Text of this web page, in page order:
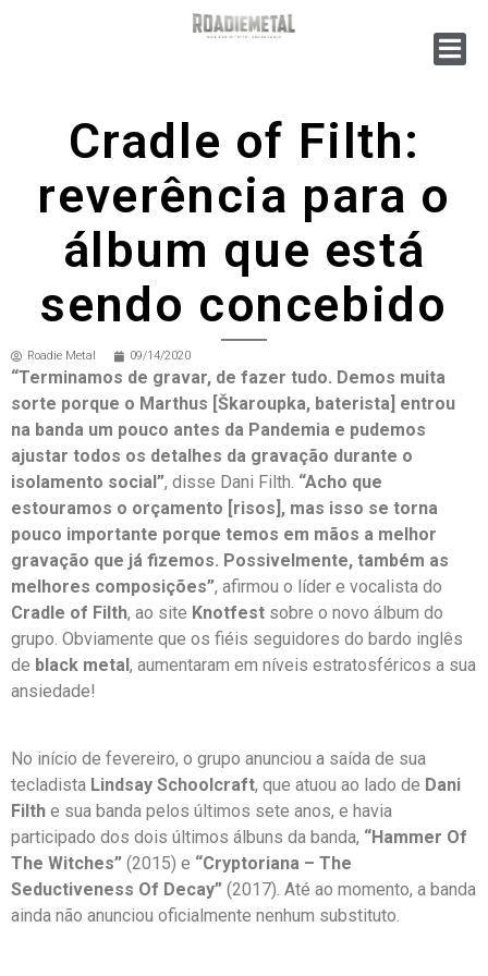
Cradle of Filth:
reverência para o
álbum que está
sendo concebido
Roadie Metal 09/14/2020
“Terminamos de gravar, de fazer tudo. Demos muita
sorte porque o Marthus [Škaroupka, baterista] entrou
na banda um pouco antes da Pandemia e pudemos
ajustar todos os detalhes da gravação durante o
isolamento social”, disse Dani Filth. “Acho que
estouramos o orçamento [risos], mas isso se torna
pouco importante porque temos em mãos a melhor
gravação que já fizemos. Possivelmente, também as
melhores composições”, afirmou o líder e vocalista do
Cradle of Filth, ao site Knotfest sobre o novo álbum do
grupo. Obviamente que os fiéis seguidores do bardo inglês
de black metal, aumentaram em níveis estratosféricos a sua
ansiedade!
No início de fevereiro, o grupo anunciou a saída de sua
tecladista Lindsay Schoolcraft, que atuou ao lado de Dani
Filth e sua banda pelos últimos sete anos, e havia
participado dos dois últimos álbuns da banda, “Hammer Of
The Witches” (2015) e “Cryptoriana – The
Seductiveness Of Decay” (2017). Até ao momento, a banda
ainda não anunciou oficialmente nenhum substituto.